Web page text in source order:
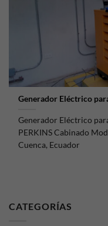
Generador Eléctrico
Generador Eléctrico
PERKINS Cabinado
Cuenca, Ecuador
CATEGORÍAS